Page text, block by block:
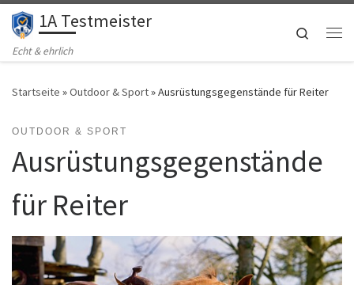
Zum Inhalt springen
1A Testmeister
Echt & ehrlich
Search
Startseite »Outdoor & Sport»Ausrüstungsgegenstände für Reiter
OUTDOOR & SPORT
Ausrüstungsgegenstände
für Reiter